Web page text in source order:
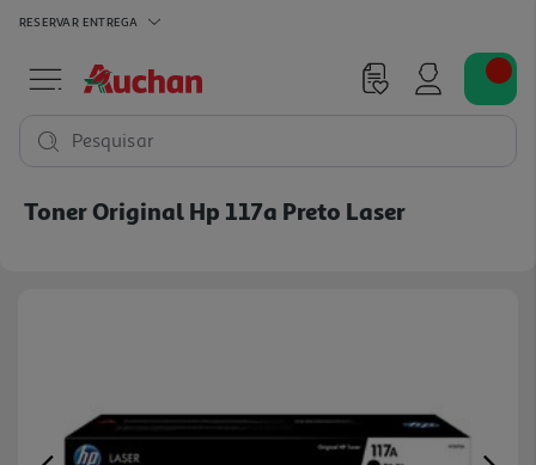
RESERVAR ENTREGA
Pesquisar
Toner Original Hp 117a Preto Laser